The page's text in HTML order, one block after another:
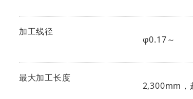
加工线径
φ0.17～
最大加工长度
2,300mm，